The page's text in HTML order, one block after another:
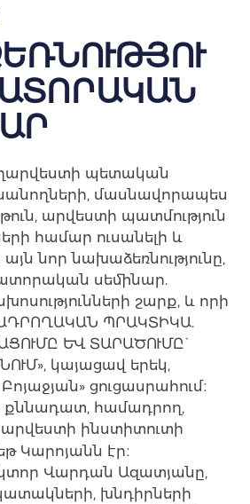
պետական
մասնավորապես
արվեստի պատմություն
համար ուսանելի և
նոր նախաձեռնությունը,
սեմինար.
շարք, և որի
ՊՐԱԿՏԻԿԱ.
ԵՎ ՏԱՐԱԾՈՒՄԸ`
կայացավ երեկ,
ցուցասրահում։
քննադատ, համադրող,
արվեստի ինստիտուտի
Կարոյանն էր։
Վարդան Ազատյանը,
խնդիրների